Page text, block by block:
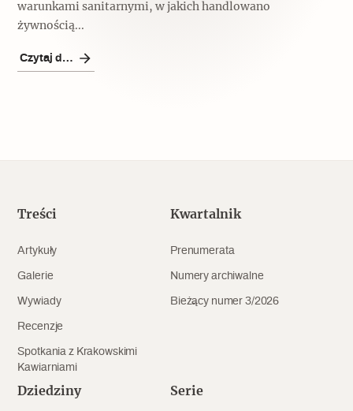
Siostry rzeźbiarki
Varia
Memento dla modernizmu
Zabytek niejedno ma imię
Popularne
Popularne
warunkami sanitarnymi, w jakich handlowano
żywnością...
Czytaj dalej
Treści
Artykuły
Galerie
Wywiady
Recenzje
Spotkania z Krakowskimi
Kawiarniami
Kwartalnik
Prenumerata
Numery archiwalne
Bieżący numer 3/2026
Dziedziny Serie